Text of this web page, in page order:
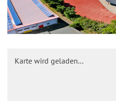
Karte wird geladen...